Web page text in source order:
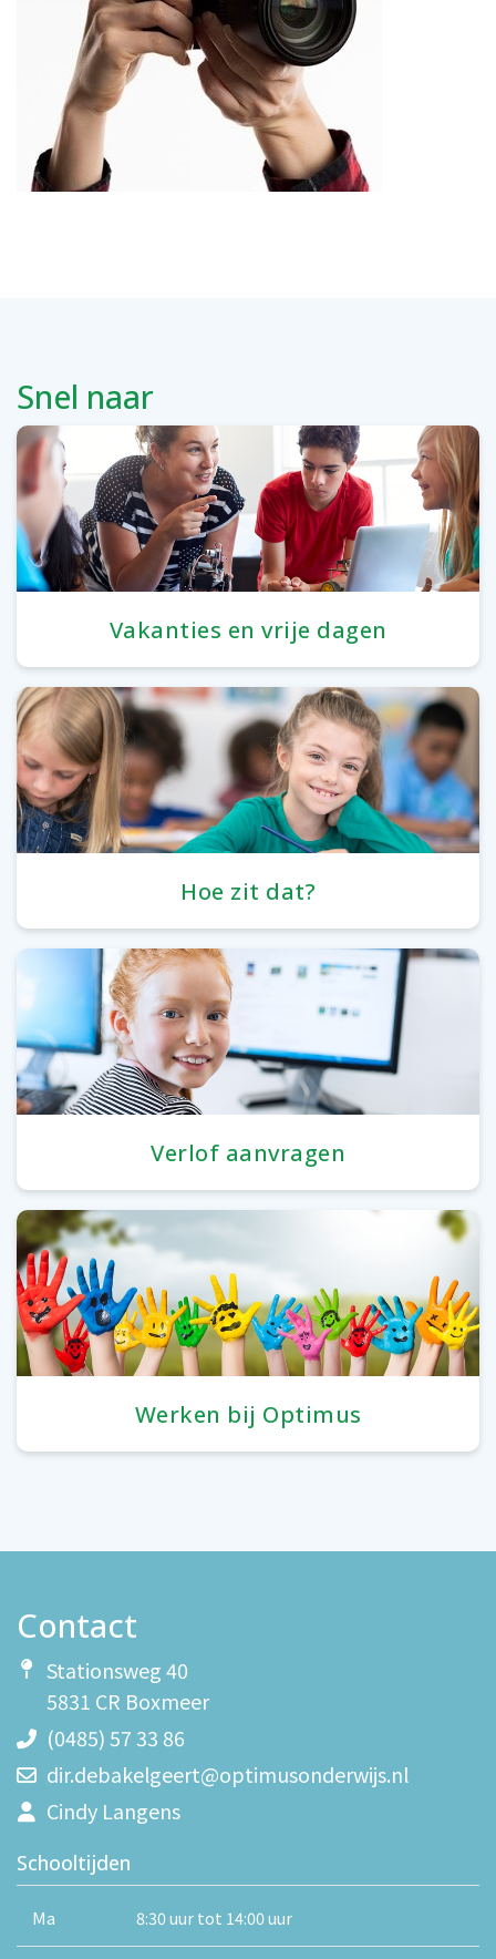
Snel naar
Vakanties en vrije dagen
Hoe zit dat?
Verlof aanvragen
Werken bij Optimus
Contact
Stationsweg 40
5831 CR Boxmeer
(0485) 57 33 86
dir.debakelgeert@optimusonderwijs.nl
Cindy Langens
Schooltijden
Ma 8:30 uur tot 14:00 uur